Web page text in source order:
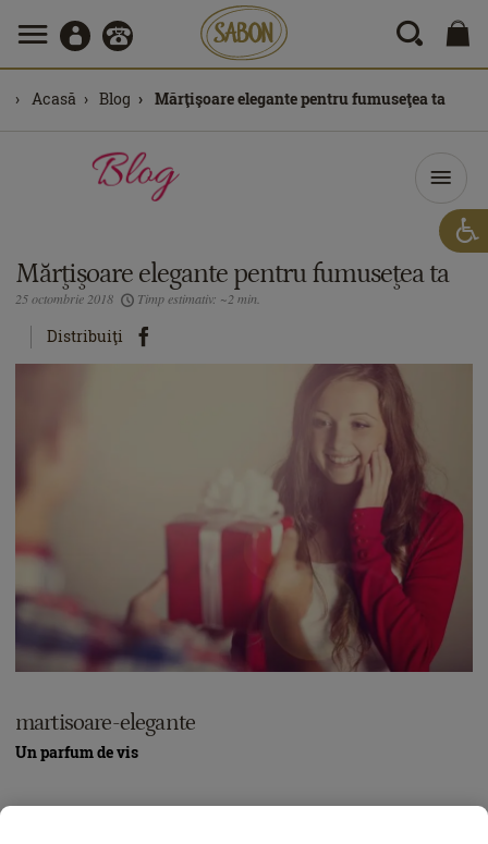
Acasă Blog Mărţişoare elegante pentru fumuseţea ta
Mărţişoare elegante pentru fumuseţea ta
25 octombrie 2018 Timp estimativ: ~2 min.
Distribuiţi
martisoare-elegante
Un parfum de vis